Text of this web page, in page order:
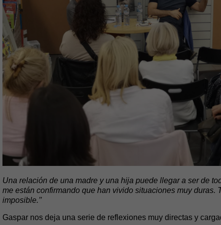
Una relación de una madre y una hija puede llegar a ser de
me están confirmando que han vivido situaciones muy duras.
imposible.’’
Gaspar nos deja una serie de reflexiones muy directas y